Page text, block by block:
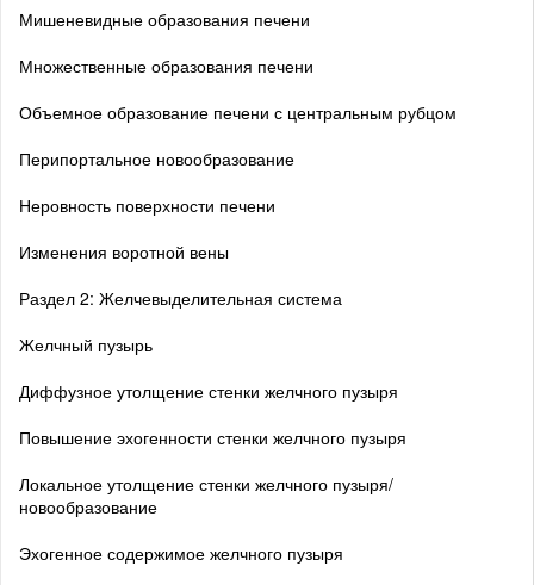
Мишеневидные образования печени
Множественные образования печени
Объемное образование печени с центральным рубцом
Перипортальное новообразование
Неровность поверхности печени
Изменения воротной вены
Раздел 2: Желчевыделительная система
Желчный пузырь
Диффузное утолщение стенки желчного пузыря
Повышение эхогенности стенки желчного пузыря
Локальное утолщение стенки желчного пузыря/
новообразование
Эхогенное содержимое желчного пузыря